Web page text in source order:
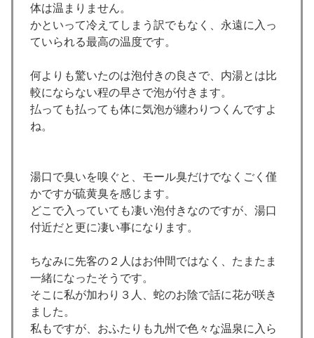
体は温まりません。
かといって冷えてしまう訳でもなく、永遠に入っ
ていられる最高の温度です。
何よりも驚いたのは泡付きの良さで、内湯とは比
較にならない程の早さで泡が付きます。
払っても払っても体に気泡が纏わりつくんですよ
ね。
湯口で臭いを嗅ぐと、モール臭だけでなくごく僅
かですが硫黄臭を感じます。
どこで入っていても凄い泡付きなのですが、湯口
付近だと更に凄い事になります。
ちなみに先客の２人はお仲間ではなく、たまたま
一緒になったそうです。
そこに私が加わり３人、蛇のお陰で話に花が咲き
ました。
私もですが、おふたりも九州で色々な温泉に入ら